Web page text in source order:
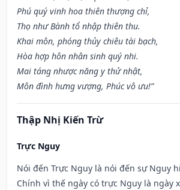
Phú quý vinh hoa thiên thượng chỉ,
Thọ như Bành tổ nhập thiên thu.
Khai môn, phóng thủy chiêu tài bạch,
Hòa hợp hôn nhân sinh quý nhi.
Mai táng nhược năng y thử nhật,
Môn đình hưng vượng, Phúc vô ưu!”
Thập Nhị Kiến Trừ
Trực Nguy
Nói đến Trực Nguy là nói đến sự Nguy
Chính vì thế ngày có trực Nguy là ngày